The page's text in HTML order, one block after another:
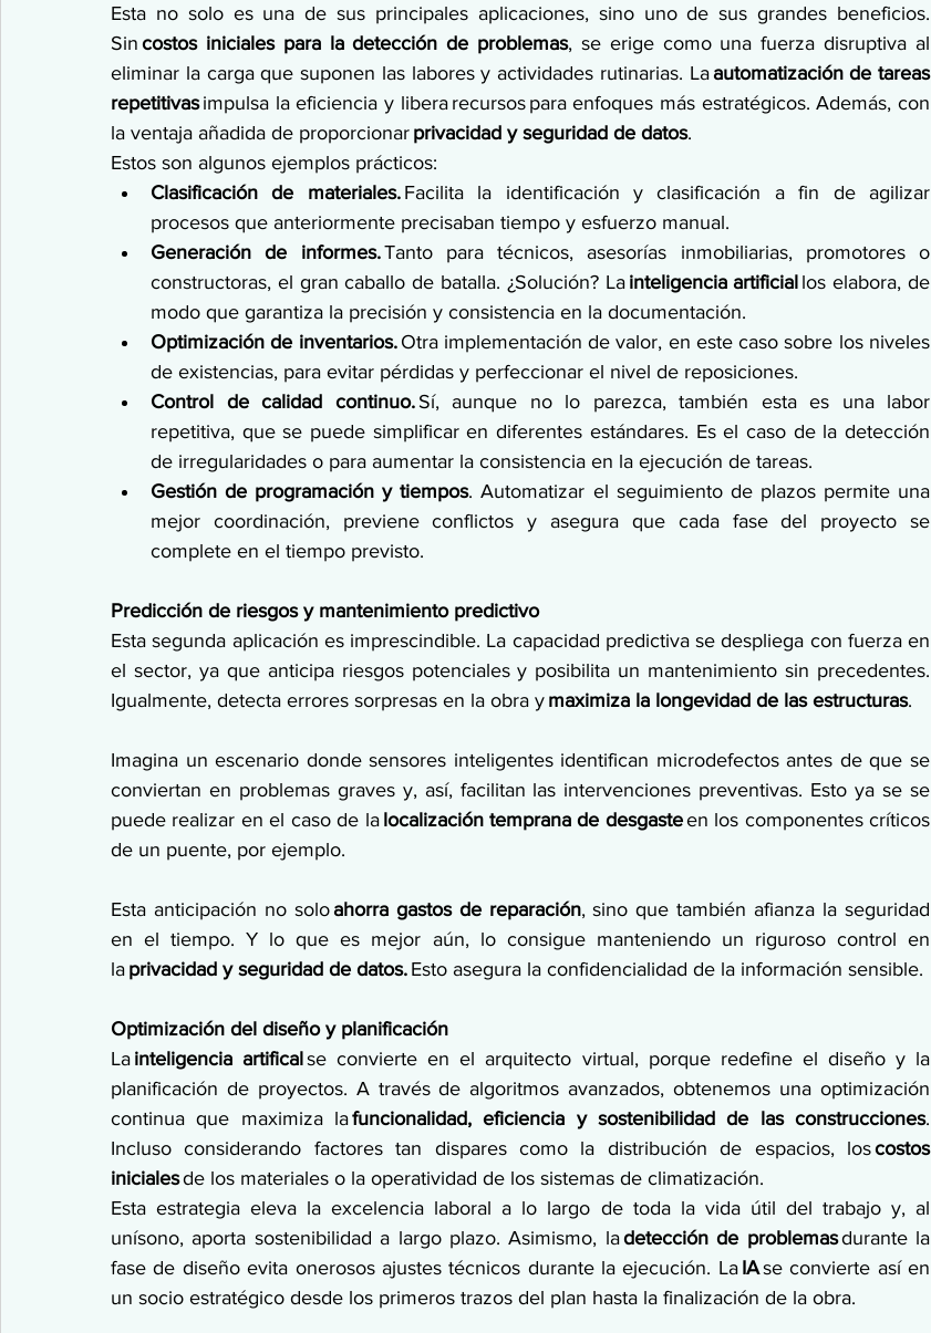
Esta no solo es una de sus principales aplicaciones, sino uno de sus grandes beneficios.
Sin costos iniciales para la detección de problemas, se erige como una fuerza disruptiva al
eliminar la carga que suponen las labores y actividades rutinarias. La automatización de tareas
repetitivas impulsa la eficiencia y libera recursos para enfoques más estratégicos. Además, con
la ventaja añadida de proporcionar privacidad y seguridad de datos.
Estos son algunos ejemplos prácticos:
Clasificación de materiales. Facilita la identificación y clasificación a fin de agilizar
procesos que anteriormente precisaban tiempo y esfuerzo manual.
Generación de informes. Tanto para técnicos, asesorías inmobiliarias, promotores o
constructoras, el gran caballo de batalla. ¿Solución? La inteligencia artificial los elabora, de
modo que garantiza la precisión y consistencia en la documentación.
Optimización de inventarios. Otra implementación de valor, en este caso sobre los niveles
de existencias, para evitar pérdidas y perfeccionar el nivel de reposiciones.
Control de calidad continuo. Sí, aunque no lo parezca, también esta es una labor
repetitiva, que se puede simplificar en diferentes estándares. Es el caso de la detección
de irregularidades o para aumentar la consistencia en la ejecución de tareas.
Gestión de programación y tiempos. Automatizar el seguimiento de plazos permite una
mejor coordinación, previene conflictos y asegura que cada fase del proyecto se
complete en el tiempo previsto.
Predicción de riesgos y mantenimiento predictivo
Esta segunda aplicación es imprescindible. La capacidad predictiva se despliega con fuerza en
el sector, ya que anticipa riesgos potenciales y posibilita un mantenimiento sin precedentes.
Igualmente, detecta errores sorpresas en la obra y maximiza la longevidad de las estructuras.
Imagina un escenario donde sensores inteligentes identifican microdefectos antes de que se
conviertan en problemas graves y, así, facilitan las intervenciones preventivas. Esto ya se se
puede realizar en el caso de la localización temprana de desgaste en los componentes críticos
de un puente, por ejemplo.
Esta anticipación no solo ahorra gastos de reparación, sino que también afianza la seguridad
en el tiempo. Y lo que es mejor aún, lo consigue manteniendo un riguroso control en
la privacidad y seguridad de datos. Esto asegura la confidencialidad de la información sensible.
Optimización del diseño y planificación
La inteligencia artifical se convierte en el arquitecto virtual, porque redefine el diseño y la
planificación de proyectos. A través de algoritmos avanzados, obtenemos una optimización
continua que maximiza la funcionalidad, eficiencia y sostenibilidad de las construcciones.
Incluso considerando factores tan dispares como la distribución de espacios, los costos
iniciales de los materiales o la operatividad de los sistemas de climatización.
Esta estrategia eleva la excelencia laboral a lo largo de toda la vida útil del trabajo y, al
unísono, aporta sostenibilidad a largo plazo. Asimismo, la detección de problemas durante la
fase de diseño evita onerosos ajustes técnicos durante la ejecución. La IA se convierte así en
un socio estratégico desde los primeros trazos del plan hasta la finalización de la obra.